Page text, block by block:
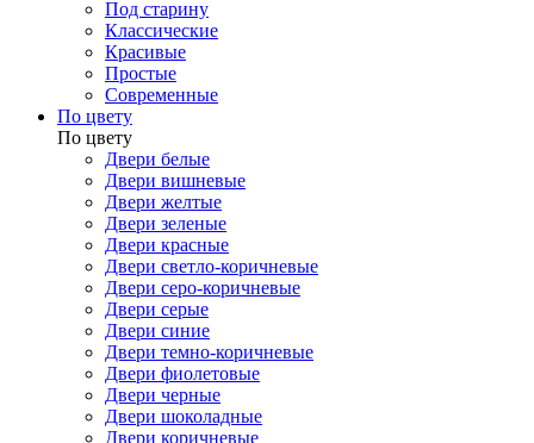
Под старину
Классические
Красивые
Простые
Современные
По цвету
По цвету
Двери белые
Двери вишневые
Двери желтые
Двери зеленые
Двери красные
Двери светло-коричневые
Двери серо-коричневые
Двери серые
Двери синие
Двери темно-коричневые
Двери фиолетовые
Двери черные
Двери шоколадные
Двери коричневые